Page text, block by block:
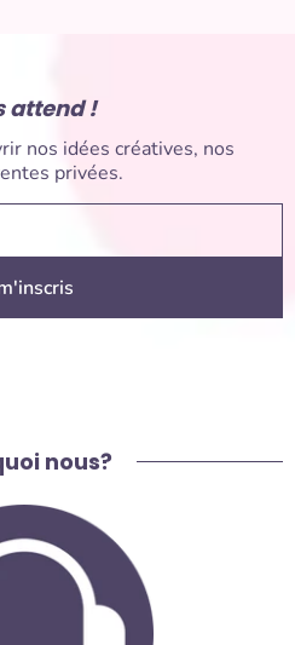
attend !
nos idées créatives, nos
privées.
nous?